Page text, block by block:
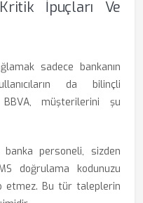
İpuçları Ve
sadece bankanın
da bilinçli
müşterilerini şu
banka personeli, sizden
doğrulama kodunuzu
etmez. Bu tür taleplerin